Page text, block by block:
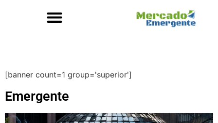
[banner count=1 group='superior']
Emergente